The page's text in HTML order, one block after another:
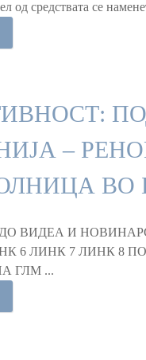
од средствата се
–
ВО
ВИДЕА И
6 ЛИНК 7 ЛИНК 8
ГЛМ ...